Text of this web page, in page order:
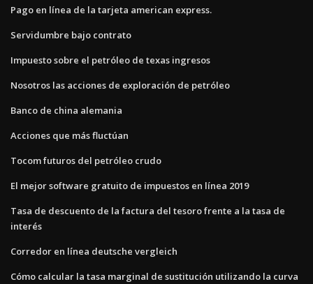
Pago en línea de la tarjeta american express.
Servidumbre bajo contrato
Impuesto sobre el petróleo de texas ingresos
Nosotros las acciones de exploración de petróleo
Banco de china alemania
Acciones que más fluctúan
Tocom futuros del petróleo crudo
El mejor software gratuito de impuestos en línea 2019
Tasa de descuento de la factura del tesoro frente a la tasa de
interés
Corredor en línea deutsche vergleich
Cómo calcular la tasa marginal de sustitución utilizando la curva